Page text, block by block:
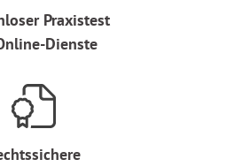
Praxistest
Dienste